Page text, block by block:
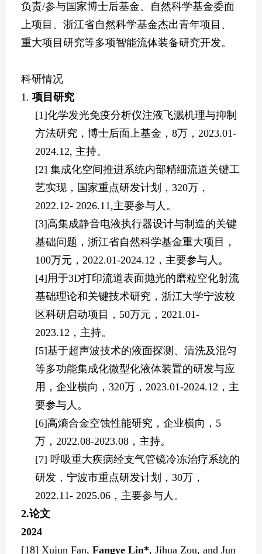
负责/参与国家博士后基金、自然科学基金委面
上项目、浙江省自然科学基金杰出青年项目、
重大项目研究等多项智能流体装备研究开发。
科研情况
1. 项目研究
[1]化学发光免疫分析仪注液飞溅机理与抑制
方法研究，博士后面上基金， 8万， 2023.01-
2024.12, 主持。
[2] 集成化空间推进系统内部精细流道关键工
艺实现，国家重点研发计划， 320万，
2022.12- 2026.11,主要参与人。
[3]高集成静音电液执行器设计与制造的关键
基础问题，浙江省自然科学基金重大项目，
100万元， 2022.01-2024.12 ，主要参与人。
[4]用于3D打印流道表面抛光的磨粒空化射流
基础理论和关键技术研究，浙江大学宁波校
区科研启动项目， 50万元， 2021.01-
2023.12 ，主持。
[5]基于超声波技术的液面探测、清洗及混匀
等多功能集成化微型化液体装置的研发与应
用，企业横向， 320万， 2023.01-2024.12 ，主
要参与人。
[6]高熵合金空蚀性能研究，企业横向， 5
万， 2022.08-2023.08 ，主持。
[7] 呼吸重大疾病经支气管镜冷冻治疗系统的
研发，宁波市重点研发计划， 30万，
2022.11- 2025.06 ，主要参与人。
2.论文
2024
[18] Xujun Fan, Fangye Lin*, Jihua Zou, and Jun